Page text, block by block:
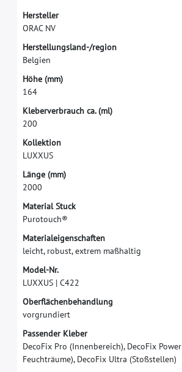
Hersteller
ORAC NV
Herstellungsland-/region
Belgien
Höhe (mm)
164
Kleberverbrauch ca. (ml)
200
Kollektion
LUXXUS
Länge (mm)
2000
Material Stuck
Purotouch®
Materialeigenschaften
leicht, robust, extrem maßhaltig
Model-Nr.
LUXXUS | C422
Oberfächenbehandlung
vorgrundiert
Passender Kleber
DecoFix Pro (Innenbereich), DecoFix Power
Feuchträume), DecoFix Ultra (Stoßstellen)